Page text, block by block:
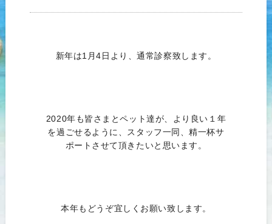
新年は1月4日より、通常診察致します。
2020年も皆さまとペット達が、より良い１年
を過ごせるように、スタッフ一同、精一杯サ
ポートさせて頂きたいと思います。
本年もどうぞ宜しくお願い致します。